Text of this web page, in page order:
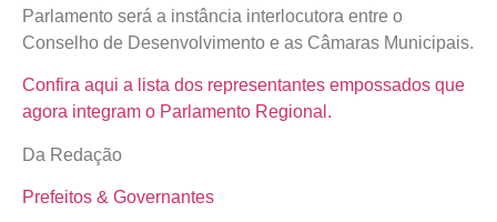
Parlamento será a instância interlocutora entre o
Conselho de Desenvolvimento e as Câmaras Municipais.
Confira aqui a lista dos representantes empossados que
agora integram o Parlamento Regional.
Da Redação
Prefeitos & Governantes